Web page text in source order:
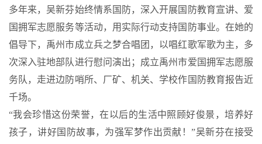
多年来，吴新芬始终情系国防，深入开展国防教育宣讲、爱
国拥军志愿服务等活动，用实际行动支持国防事业。在她的
倡导下，禹州市成立兵之梦合唱团，以唱红歌军歌为主，多
次深入驻地部队进行慰问演出；成立禹州市爱国拥军志愿服
务队，走进边防哨所、厂矿、机关、学校作国防教育报告近
千场。
“我会珍惜这份荣誉，在以后的生活中照顾好俊景，培养好
孩子，讲好国防故事，为强军梦作出贡献！”吴新芬在接受